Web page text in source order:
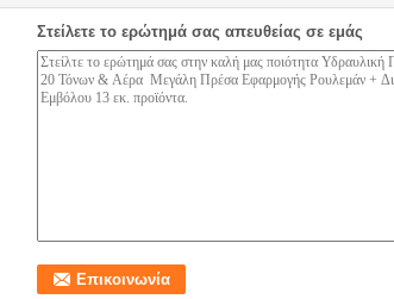
Στείλετε το ερώτημά σας απευθείας σε εμάς